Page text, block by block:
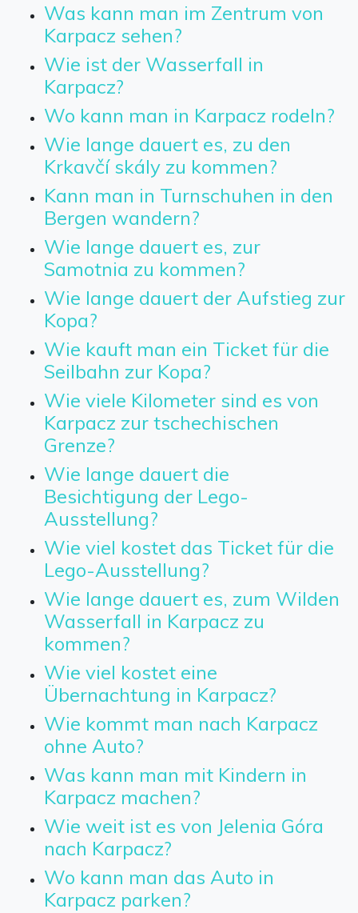
Was kann man im Zentrum von
Karpacz sehen?
Wie ist der Wasserfall in
Karpacz?
Wo kann man in Karpacz rodeln?
Wie lange dauert es, zu den
Krkavčí skály zu kommen?
Kann man in Turnschuhen in den
Bergen wandern?
Wie lange dauert es, zur
Samotnia zu kommen?
Wie lange dauert der Aufstieg zur
Kopa?
Wie kauft man ein Ticket für die
Seilbahn zur Kopa?
Wie viele Kilometer sind es von
Karpacz zur tschechischen
Grenze?
Wie lange dauert die
Besichtigung der Lego-
Ausstellung?
Wie viel kostet das Ticket für die
Lego-Ausstellung?
Wie lange dauert es, zum Wilden
Wasserfall in Karpacz zu
kommen?
Wie viel kostet eine
Übernachtung in Karpacz?
Wie kommt man nach Karpacz
ohne Auto?
Was kann man mit Kindern in
Karpacz machen?
Wie weit ist es von Jelenia Góra
nach Karpacz?
Wo kann man das Auto in
Karpacz parken?